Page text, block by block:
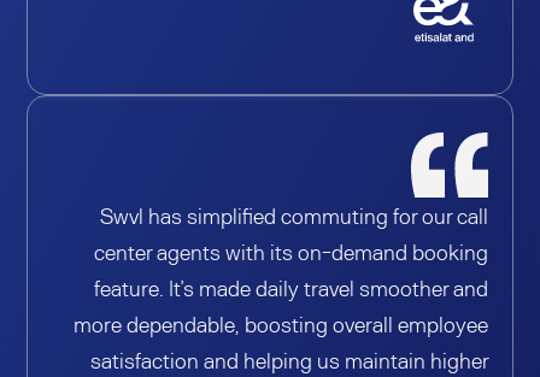
Swvl has simplified commuting for our call
center agents with its on-demand booking
feature. It’s made daily travel smoother and
more dependable, boosting overall employee
satisfaction and helping us maintain higher